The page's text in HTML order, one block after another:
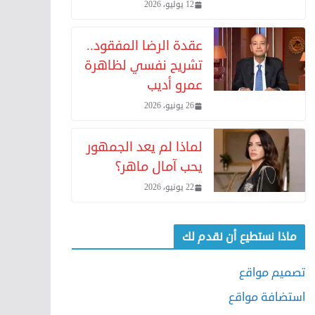
12 يوليو، 2026
عقدة الرضا المفقود..
تشريح نفسي لظاهرة
عمرو أديب
26 يونيو، 2026
لماذا لم يعد الجمهور
يحب آمال ماهر؟
22 يونيو، 2026
ماذا نستطيع أن نقدم لك
تصميم مواقع
استضافة مواقع